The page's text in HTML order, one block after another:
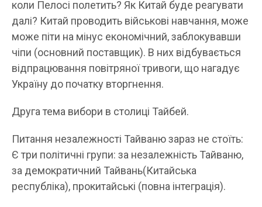
коли Пелосі полетить? Як Китай буде реагувати
далі? Китай проводить військові навчання, може
може піти на мінус економічний, заблокувавши
чіпи (основний поставщик). В них відбувається
відпрацювання повітряної тривоги, що нагадує
Україну до початку вторгнення.
Друга тема вибори в столиці Тайбей.
Питання незалежності Тайваню зараз не стоїть:
Є три політичні групи: за незалежність Тайваню,
за демократичний Тайвань(Китайська
республіка), прокитайські (повна інтеграція).